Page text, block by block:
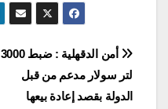
تصفّح
المقالات
أمن الدقهلية : ضبط 3000
لتر سولار مدعم من قبل
الدولة بقصد إعادة بيعها